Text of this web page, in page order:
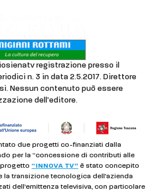
registrazione presso il
n. 3 in data 2.5.2017. Direttore
Nessun contenuto può essere
dell'editore.
due progetti co-finanziati dalla
per la “concessione di contributi alle
progetto“INNOVA TV” è stato concepito
la transizione tecnologica dell’azienda
dell’emittenza televisiva, con particolare